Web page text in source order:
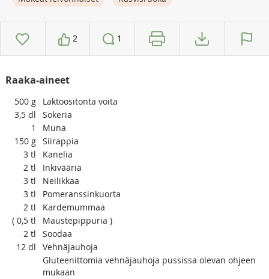
2 1
Raaka-aineet
500 g
Laktoositonta voita
3,5 dl
Sokeria
1
Muna
150 g Siirappia
3 tl
Kanelia
2 tl
Inkivääriä
3 tl
Neilikkaa
3 tl
Pomeranssinkuorta
2 tl
Kardemummaa
( 0,5 tl
Maustepippuria )
2 tl
Soodaa
12 dl
Vehnäjauhoja
Gluteenittomia vehnäjauhoja pussissa olevan ohjeen
mukaan